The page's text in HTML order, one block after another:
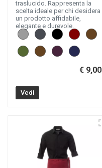
traslucido. Rappresenta la
scelta ideale per chi desidera
un prodotto affidabile,
elegante e durevole.
€ 9,00
Vedi